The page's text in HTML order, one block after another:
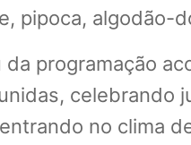
pipoca, algodão-
programação
celebrando
no clima